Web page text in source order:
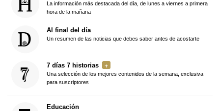
La información más destacada del día, de lunes a viernes a primera
hora de la mañana
Al final del día
Un resumen de las noticias que debes saber antes de acostarte
7 días 7 historias
Una selección de los mejores contenidos de la semana, exclusiva
para suscriptores
Educación